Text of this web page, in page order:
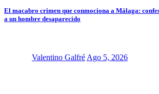
El macabro crimen que conmociona a Málaga:
a un hombre desaparecido
Valentino Galfré Ago 5, 2026